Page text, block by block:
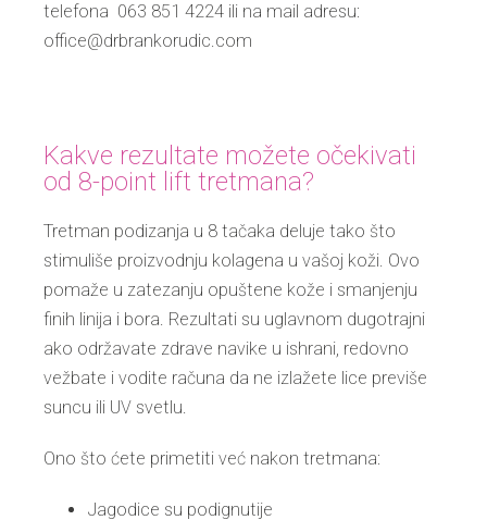
telefona 063 851 4224 ili na mail adresu:
office@drbrankorudic.com
Kakve rezultate možete očekivati
od 8-point lift tretmana?
Tretman podizanja u 8 tačaka deluje tako što
stimuliše proizvodnju kolagena u vašoj koži. Ovo
pomaže u zatezanju opuštene kože i smanjenju
finih linija i bora. Rezultati su uglavnom dugotrajni
ako održavate zdrave navike u ishrani, redovno
vežbate i vodite računa da ne izlažete lice previše
suncu ili UV svetlu.
Ono što ćete primetiti već nakon tretmana:
Jagodice su podignutije